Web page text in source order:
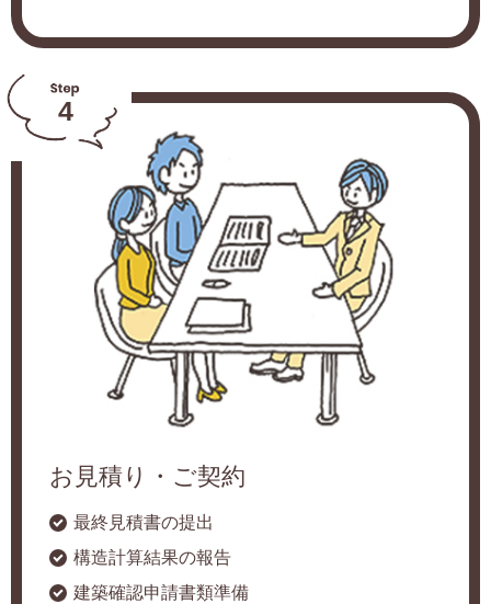
4
お見積り・ご契約
最終見積書の提出
構造計算結果の報告
建築確認申請書類準備